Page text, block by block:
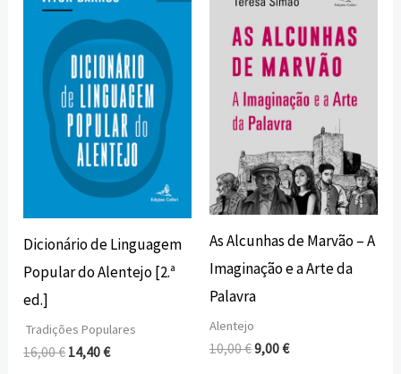
Dicionário de Linguagem
Popular do Alentejo [2.ª
ed.]
Tradições Populares
16,00€
original
16,00 €.
14,40€
atual
é:
14,40 €.
As Alcunhas de Marvão – A
Imaginação e a Arte da
Palavra
Alentejo
10,00€
era:
10,00 €.
9,00€
é:
9,00 €.